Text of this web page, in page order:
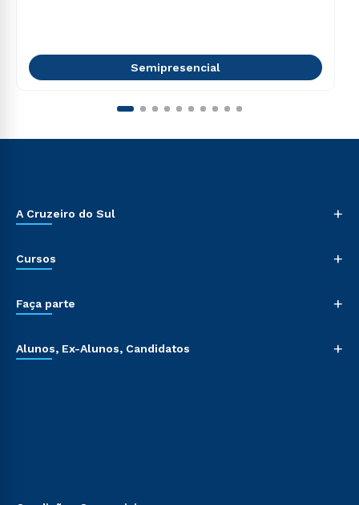
Semipresencial
A Cruzeiro do Sul +
Cursos +
Faça parte +
Alunos, Ex-Alunos, Candidatos +